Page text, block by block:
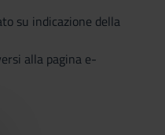
su indicazione della
alla pagina e-